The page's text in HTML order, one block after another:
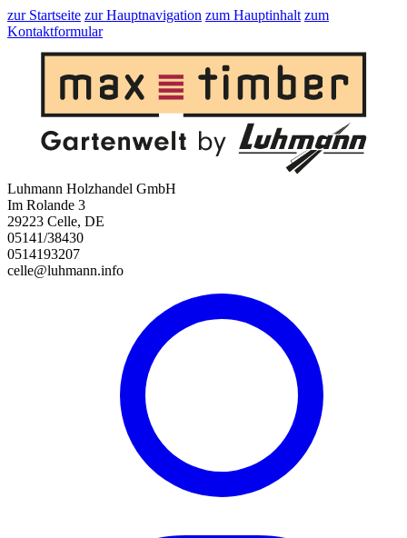
zur Startseite zur Hauptnavigation zum Hauptinhalt zum
Kontaktformular
Luhmann Holzhandel GmbH
Im Rolande 3
29223 Celle, DE
05141/38430
0514193207
celle@luhmann.info